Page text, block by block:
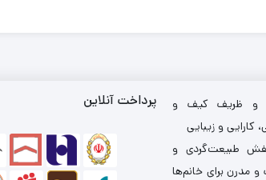
و ظریف کیف و
کارایی و زیبایی
طبیعت‌گردی و
مدرن برای خانم‌ها
پرداخت آنلاین